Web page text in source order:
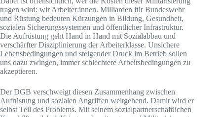
tragen wird: wir Arbeiter:innen. Milliarden für Bundeswehr
und Rüstung bedeuten Kürzungen in Bildung, Gesundheit,
sozialen Sicherungssystemen und öffentlicher Infrastruktur.
Die Aufrüstung geht Hand in Hand mit Sozialabbau und
verschärfter Disziplinierung der Arbeiterklasse. Unsichere
Lebensbedingungen und steigender Druck im Betrieb sollen
uns dazu zwingen, immer schlechtere Arbeitsbedingungen zu
akzeptieren.
Der DGB verschweigt diesen Zusammenhang zwischen
Aufrüstung und sozialen Angriffen weitgehend. Damit wird er
selbst Teil des Problems. Mit seinem sozialpartnerschaftlichen